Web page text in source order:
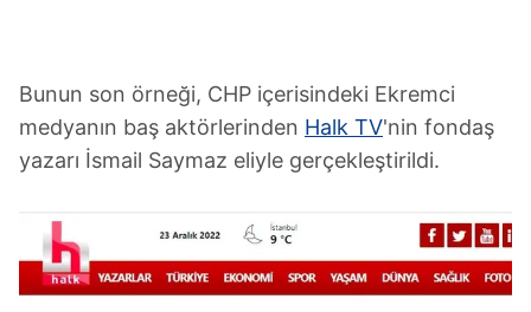
Bunun son örneği, CHP içerisindeki Ekremci
medyanın baş aktörlerinden Halk TV'nin fondaş
yazarı İsmail Saymaz eliyle gerçekleştirildi.